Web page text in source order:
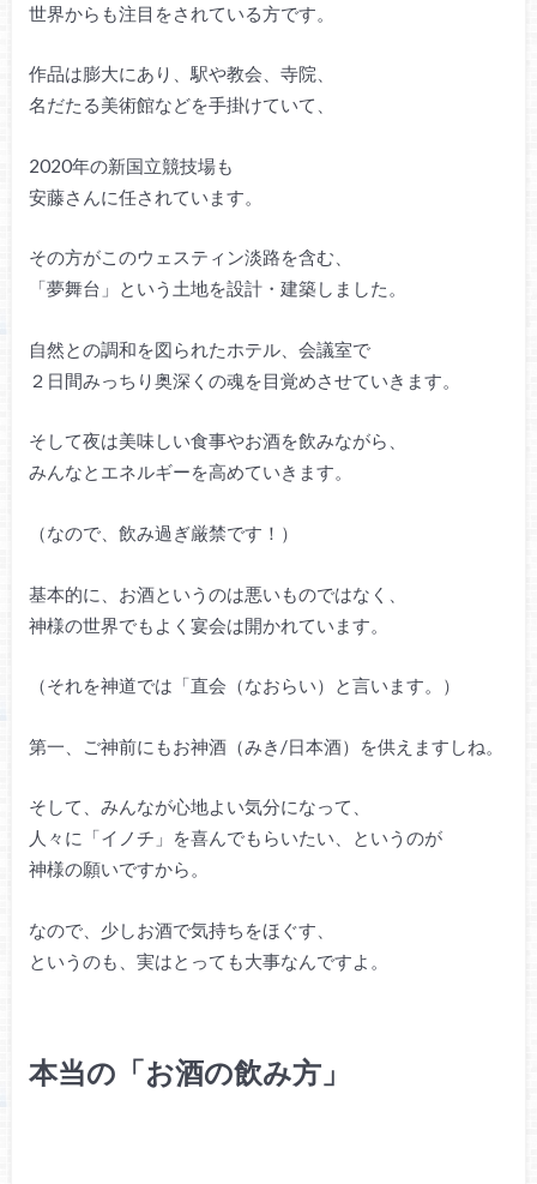
世界からも注目をされている方です。
作品は膨大にあり、駅や教会、寺院、
名だたる美術館などを手掛けていて、
2020年の新国立競技場も
安藤さんに任されています。
その方がこのウェスティン淡路を含む、
「夢舞台」という土地を設計・建築しました。
自然との調和を図られたホテル、会議室で
２日間みっちり奥深くの魂を目覚めさせていきます。
そして夜は美味しい食事やお酒を飲みながら、
みんなとエネルギーを高めていきます。
（なので、飲み過ぎ厳禁です！）
基本的に、お酒というのは悪いものではなく、
神様の世界でもよく宴会は開かれています。
（それを神道では「直会（なおらい）と言います。）
第一、ご神前にもお神酒（みき/日本酒）を供えますしね。
そして、みんなが心地よい気分になって、
人々に「イノチ」を喜んでもらいたい、というのが
神様の願いですから。
なので、少しお酒で気持ちをほぐす、
というのも、実はとっても大事なんですよ。
本当の「お酒の飲み方」